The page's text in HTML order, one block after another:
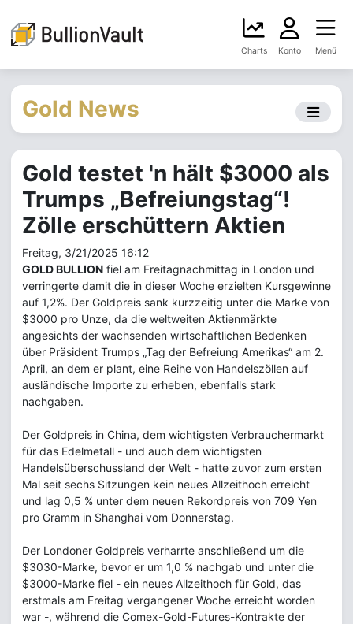
Charts Konto Menü
Gold News
Gold testet 'n hält $3000 als
Trumps „Befreiungstag“!
Zölle erschüttern Aktien
Freitag, 3/21/2025 16:12
GOLD BULLION fiel am Freitagnachmittag in London und
verringerte damit die in dieser Woche erzielten Kursgewinne
auf 1,2%. Der Goldpreis sank kurzzeitig unter die Marke von
$3000 pro Unze, da die weltweiten Aktienmärkte
angesichts der wachsenden wirtschaftlichen Bedenken
über Präsident Trumps „Tag der Befreiung Amerikas“ am 2.
April, an dem er plant, eine Reihe von Handelszöllen auf
ausländische Importe zu erheben, ebenfalls stark
nachgaben.
Der Goldpreis in China, dem wichtigsten Verbrauchermarkt
für das Edelmetall - und auch dem wichtigsten
Handelsüberschussland der Welt - hatte zuvor zum ersten
Mal seit sechs Sitzungen kein neues Allzeithoch erreicht
und lag 0,5 % unter dem neuen Rekordpreis von 709 Yen
pro Gramm in Shanghai vom Donnerstag.
Der Londoner Goldpreis verharrte anschließend um die
$3030-Marke, bevor er um 1,0 % nachgab und unter die
$3000-Marke fiel - ein neues Allzeithoch für Gold, das
erstmals am Freitag vergangener Woche erreicht worden
war -, während die Comex-Gold-Futures-Kontrakte der